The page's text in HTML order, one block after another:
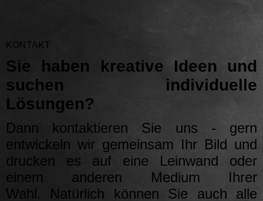
KONTAKT
Sie haben kreative Ideen und
suchen individuelle
Lösungen?
Dann kontaktieren Sie uns - gern
entwickeln wir gemeinsam Ihr Bild und
drucken es auf eine Leinwand oder
einem anderen Medium Ihrer
Wahl. Natürlich können Sie auch alle